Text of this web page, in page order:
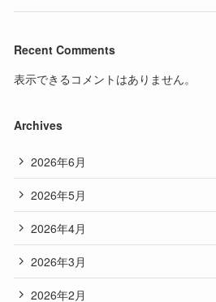
Recent Comments
表示できるコメントはありません。
Archives
2026年6月
2026年5月
2026年4月
2026年3月
2026年2月